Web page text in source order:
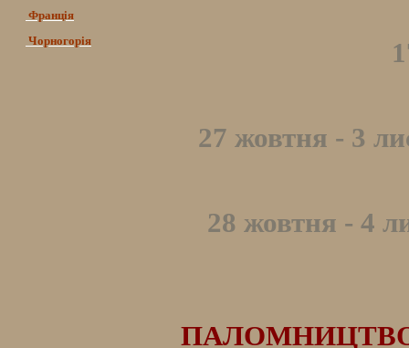
Франція
Чорногорія
27 жовтня - 3
28 жовтня - 4
ПАЛОМНИЦТВО